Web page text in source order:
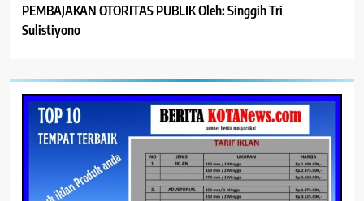
PEMBAJAKAN OTORITAS PUBLIK Oleh: Singgih Tri
Sulistiyono